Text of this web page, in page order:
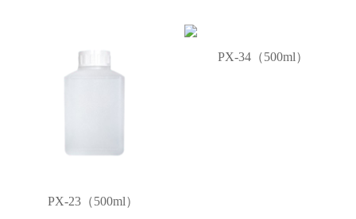
PX-23（500ml）
PX-34（500ml）